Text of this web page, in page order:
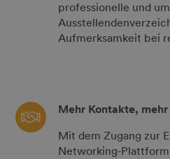
professionelle und
Aufmerksamkeit bei
Mehr Kontakte,
Mit dem Zugang zur